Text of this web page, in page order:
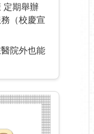
定期舉辦
（校慶宣
院外也能